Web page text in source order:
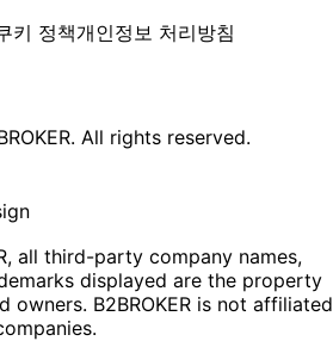
키 정책개인정보 처리방침
All rights reserved.
all third-party company names,
displayed are the property
owners. B2BROKER is not affiliated